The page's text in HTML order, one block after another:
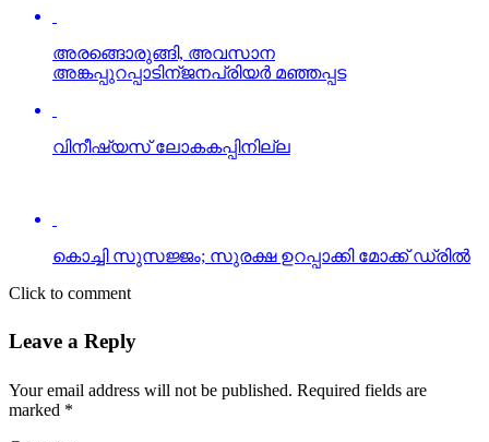
Click to comment
Your email address will not be published.
Required fields are
marked*
Comment